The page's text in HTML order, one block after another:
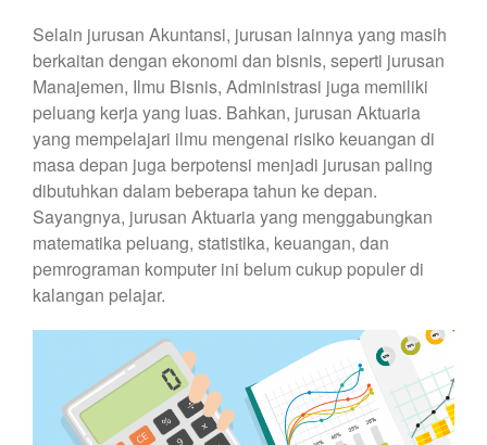
Selain jurusan Akuntansi, jurusan lainnya yang masih
berkaitan dengan ekonomi dan bisnis, seperti jurusan
Manajemen, Ilmu Bisnis, Administrasi juga memiliki
peluang kerja yang luas. Bahkan, jurusan Aktuaria
yang mempelajari ilmu mengenai risiko keuangan di
masa depan juga berpotensi menjadi jurusan paling
dibutuhkan dalam beberapa tahun ke depan.
Sayangnya, jurusan Aktuaria yang menggabungkan
matematika peluang, statistika, keuangan, dan
pemrograman komputer ini belum cukup populer di
kalangan pelajar.